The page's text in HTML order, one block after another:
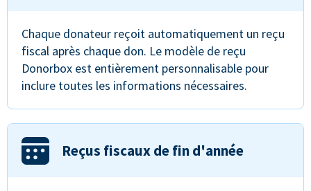
Chaque donateur reçoit automatiquement un reçu
fiscal après chaque don. Le modèle de reçu
Donorbox est entièrement personnalisable pour
inclure toutes les informations nécessaires.
Reçus fiscaux de fin d'année